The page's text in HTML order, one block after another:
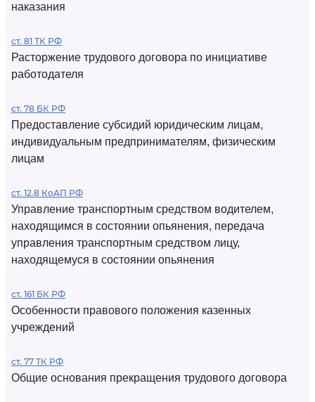
наказания
ст. 81 ТК РФ
Расторжение трудового договора по инициативе
работодателя
ст. 78 БК РФ
Предоставление субсидий юридическим лицам,
индивидуальным предпринимателям, физическим
лицам
ст. 12.8 КоАП РФ
Управление транспортным средством водителем,
находящимся в состоянии опьянения, передача
управления транспортным средством лицу,
находящемуся в состоянии опьянения
ст. 161 БК РФ
Особенности правового положения казенных
учреждений
ст. 77 ТК РФ
Общие основания прекращения трудового договора